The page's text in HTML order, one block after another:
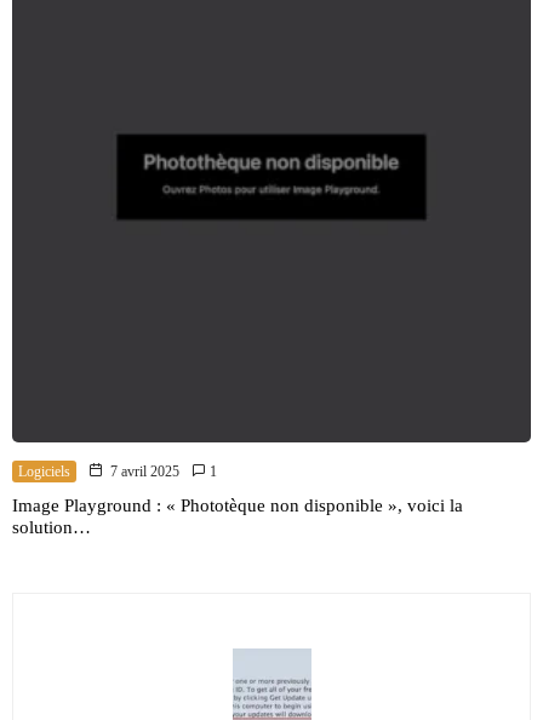
Logiciels 7 avril 2025 1
Image Playground : « Phototèque non disponible », voici la
solution…